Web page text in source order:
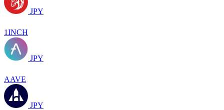
JPY
1INCH
JPY
AAVE
JPY